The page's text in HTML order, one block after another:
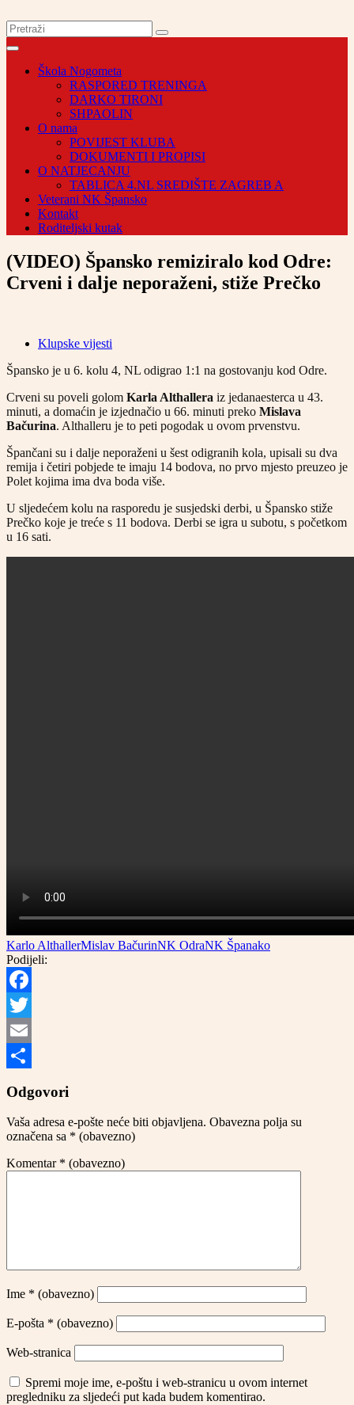
Škola Nogometa
RASPORED TRENINGA
DARKO TIRONI
SHPAOLIN
O nama
POVIJEST KLUBA
DOKUMENTI I PROPISI
O NATJECANJU
TABLICA 4.NL SREDIŠTE ZAGREB A
Veterani NK Špansko
Kontakt
Roditeljski kutak
(VIDEO) Špansko remiziralo kod Odre:
Crveni i dalje neporaženi, stiže Prečko
Klupske vijesti
Špansko je u 6. kolu 4, NL odigrao 1:1 na gostovanju kod Odre.
Crveni su poveli golom Karla Althallera iz jedanaesterca u 43.
minuti, a domaćin je izjednačio u 66. minuti preko Mislava
Bačurina. Althalleru je to peti pogodak u ovom prvenstvu.
Špančani su i dalje neporaženi u šest odigranih kola, upisali su dva
remija i četiri pobjede te imaju 14 bodova, no prvo mjesto preuzeo je
Polet kojima ima dva boda više.
U sljedećem kolu na rasporedu je susjedski derbi, u Špansko stiže
Prečko koje je treće s 11 bodova. Derbi se igra u subotu, s početkom
u 16 sati.
Karlo AlthallerMislav BačurinNK OdraNK Španako
Podijeli:
Facebook
Twitter
Email
Odgovori
Vaša adresa e-pošte neće biti objavljena. Obavezna polja su
označena sa * (obavezno)
Komentar * (obavezno)
Ime * (obavezno)
E-pošta * (obavezno)
Web-stranica
Spremi moje ime, e-poštu i web-stranicu u ovom internet
pregledniku za sljedeći put kada budem komentirao.